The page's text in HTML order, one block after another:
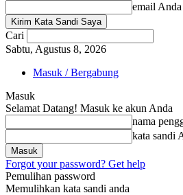
email Anda
Cari
Sabtu, Agustus 8, 2026
Masuk / Bergabung
Masuk
Selamat Datang! Masuk ke akun Anda
nama
kata sandi
Forgot your password? Get help
Pemulihan password
Memulihkan kata sandi anda